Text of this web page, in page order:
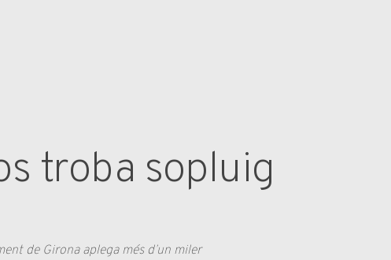
troba sopluig
de Girona aplega més d’un miler